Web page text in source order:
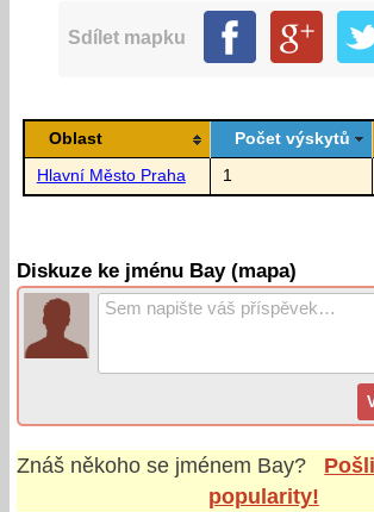
Sdílet mapku
Oblast Počet výskytů
Hlavní Město Praha 1
Diskuze ke jménu Bay (mapa)
Znáš někoho se jménem Bay?
popularity!